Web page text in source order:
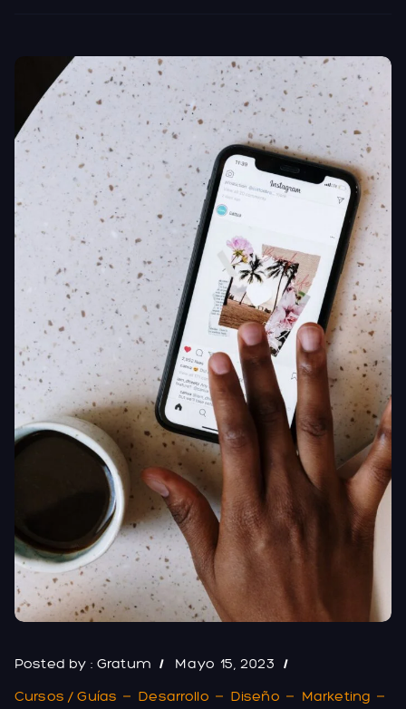
Posted by : Gratum
Mayo 15, 2023
Cursos / Guías
Desarrollo Diseño
Marketing